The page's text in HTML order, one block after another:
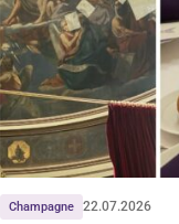
Champagne 22.07.2026